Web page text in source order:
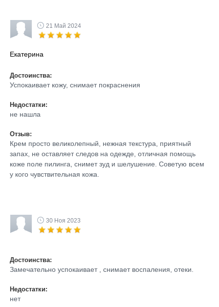
21 Май 2024
Екатерина
Достоинства:
Успокаивает кожу, снимает покраснения
Недостатки:
не нашла
Отзыв:
Крем просто великолепный, нежная текстура, приятный
запах, не оставляет следов на одежде, отличная помощь
коже поле пилинга, снимет зуд и шелушение. Советую всем
у кого чувствительная кожа.
30 Ноя 2023
Достоинства:
Замечательно успокаивает , снимает воспаления, отеки.
Недостатки:
нет